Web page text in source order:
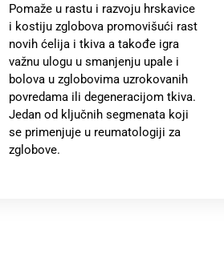
Pomaže u rastu i razvoju hrskavice
i kostiju zglobova promovišući rast
novih ćelija i tkiva a takođe igra
važnu ulogu u smanjenju upale i
bolova u zglobovima uzrokovanih
povredama ili degeneracijom tkiva.
Jedan od ključnih segmenata koji
se primenjuje u reumatologiji za
zglobove.